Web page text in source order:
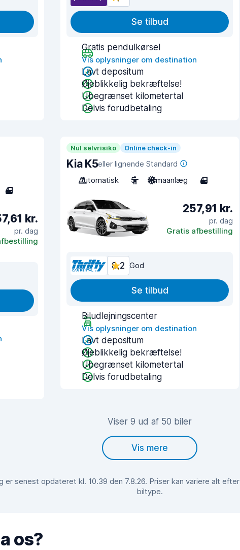
Se tilbud
Gratis pendulkørsel
Vis oplysninger om destination
Lavt depositum
Øjeblikkelig bekræftelse!
Ubegrænset kilometertal
Delvis forudbetaling
4
kr.
pr. dag
Nul selvrisiko Online check-in
Kia K5eller lignende Standard
Automatisk
5 Klimaanlæg 4
257,91 kr.
pr. dag
Gratis afbestilling
8,2 God
Se tilbud
Biludlejningscenter
Vis oplysninger om destination
Lavt depositum
Øjeblikkelig bekræftelse!
Ubegrænset kilometertal
Delvis forudbetaling
Viser 9 ud af 50 biler
Vis mere
er senest opdateret kl. 10.39 den 7.8.26. Priser kan variere alt
biltype.
os?